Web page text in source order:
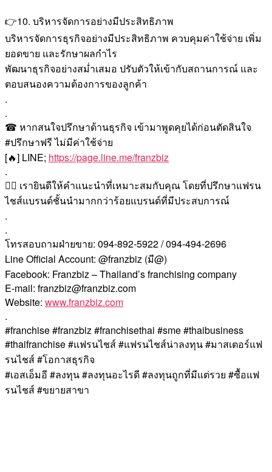
👉10. บริหารจัดการอย่างมีประสิทธิภาพ
บริหารจัดการธุรกิจอย่างมีประสิทธิภาพ ควบคุมค่าใช้จ่าย เพิ่ม
ยอดขาย และรักษาผลกำไร
พัฒนาธุรกิจอย่างสม่ำเสมอ ปรับตัวให้เข้ากับสถานการณ์ และ
ตอบสนองความต้องการของลูกค้า
.
.
☎ หากสนใจปรึกษาด้านธุรกิจ เข้ามาพูดคุยได้ก่อนตัดสินใจ
#ปรึกษาฟรี ไม่มีค่าใช้จ่าย
[🔥] LINE; https://page.line.me/franzbiz
.
🙇‍♀️ เรายินดีให้คำแนะนำที่เหมาะสมกับคุณ โดยที่ปรึกษาแฟรน
ไชส์แบรนด์ชั้นนำมากกว่าร้อยแบรนด์ที่มีประสบการณ์
.
.
โทรสอบถามฝ่ายขาย: 094-892-5922 / 094-494-2696
Line Official Account: @franzbiz (มี@)
Facebook: Franzbiz – Thailand’s franchising company
E-mail: franzbiz@franzbiz.com
Website: www.franzbiz.com
.
#franchise #franzbiz #franchisethai #sme #thaibusiness
#thaifranchise #แฟรนไชส์ #แฟรนไชส์น่าลงทุน #มาสเตอร์แฟ
รนไชส์ #โอกาสธุรกิจ
#เอสเอ็มอี #ลงทุน #ลงทุนอะไรดี #ลงทุนถูกที่มีแต่รวย #ซื้อแฟ
รนไชส์ #ขยายสาขา